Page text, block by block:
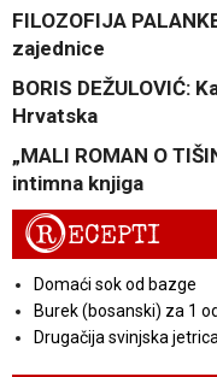
FILOZOFIJA
zajednice
BORIS DEŽULOVIĆ:
Hrvatska
„MALI ROMAN O
intimna knjiga
RECEPTI
Domaći sok od bazge
Burek (bosanski) za 1
Drugačija svinjska